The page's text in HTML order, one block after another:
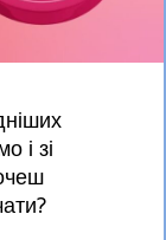
і зі